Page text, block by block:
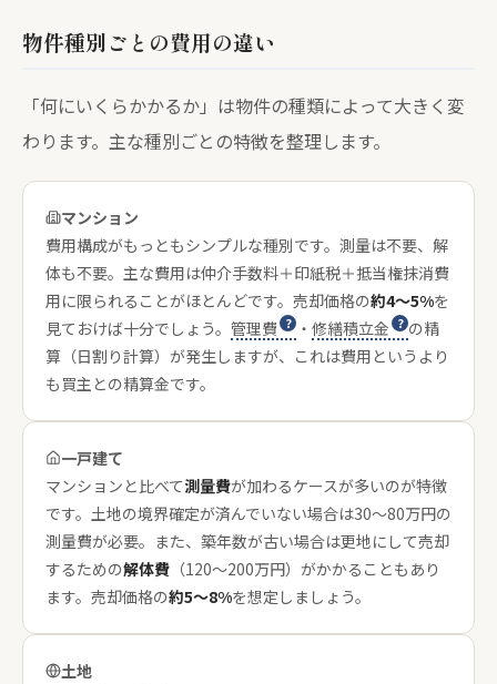
物件種別ごとの費用の違い
「何にいくらかかるか」は物件の種類によって大きく変
わります。主な種別ごとの特徴を整理します。
マンション
費用構成がもっともシンプルな種別です。測量は不要、解
体も不要。主な費用は仲介手数料＋印紙税＋抵当権抹消費
用に限られることがほとんどです。売却価格の約4〜5%を
見ておけば十分でしょう。 管理費 ・ 修繕積立金
の精
算（日割り計算）が発生しますが、これは費用というより
も買主との精算金です。
一戸建て
マンションと比べて測量費が加わるケースが多いのが特徴
です。土地の境界確定が済んでいない場合は30〜80万円の
測量費が必要。また、築年数が古い場合は更地にして売却
するための解体費 （120〜200万円）がかかることもあり
ます。売却価格の約5〜8%を想定しましょう。
土地